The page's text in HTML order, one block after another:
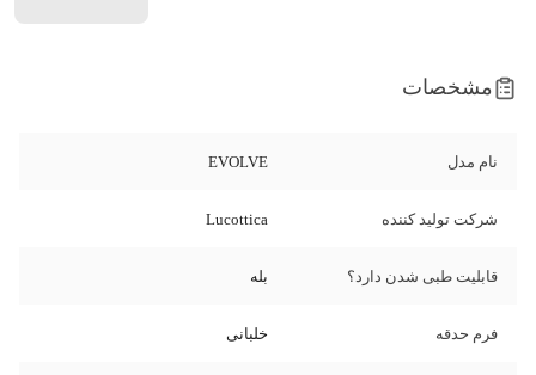
مشخصات
نام مدل EVOLVE
شرکت تولید کننده Lucottica
قابلیت طبی شدن دارد؟ بله
فرم حدقه خلبانی